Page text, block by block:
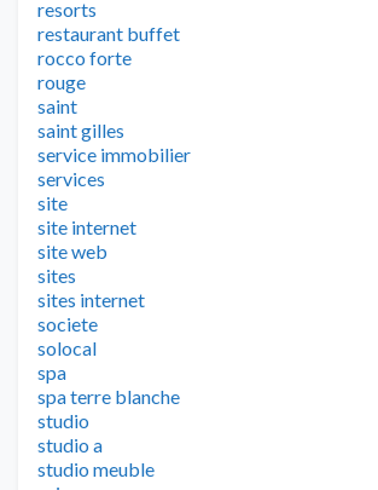
resorts
restaurant buffet
rocco forte
rouge
saint
saint gilles
service immobilier
services
site
site internet
site web
sites
sites internet
societe
solocal
spa
spa terre blanche
studio
studio a
studio meuble